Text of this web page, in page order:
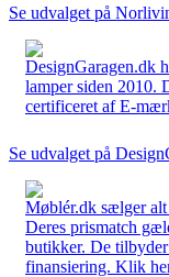
Se udvalget på
DesignGaragen.dk
lamper siden 2010.
certificeret af E-
Se udvalget på
Møblér.dk sælger
Deres prismatch
butikker. De
finansiering. Klik